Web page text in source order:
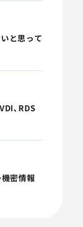
と思って
、RDS
密情報